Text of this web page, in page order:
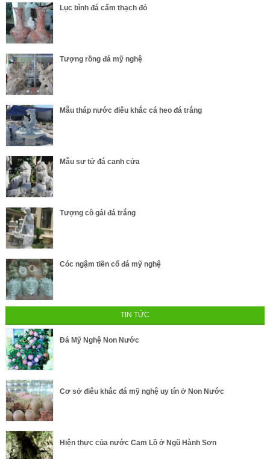
Lục bình đá cẩm thạch đỏ
Tượng rồng đá mỹ nghệ
Mẫu tháp nước điêu khắc cá heo đá trắng
Mẫu sư tử đá canh cửa
Tượng cô gái đá trắng
Cóc ngậm tiền cổ đá mỹ nghệ
TIN TỨC
Đá Mỹ Nghệ Non Nước
Cơ sở điêu khắc đá mỹ nghệ uy tín ở Non Nước
Hiện thực của nước Cam Lồ ở Ngũ Hành Sơn